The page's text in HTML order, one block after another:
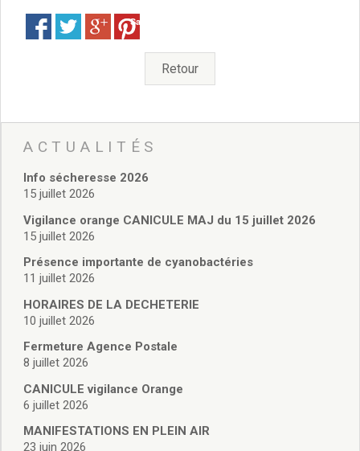
Canipoches
Nuisibles
Rapports annuels des services
Vie culturelle et patrimoine
Conservatoire
les Salles d’exposition
Expositions 2020
Expositions 2018
Expositions 2016
Expositions 2014
Expositions 2013
Expositions 2012
Expositions 2011
Expositions 2010
Événements culturels
Rendez-vous photographes
Rendez-vous inventifs
Save
Retour
ACTUALITÉS
Info sécheresse 2026
15 juillet 2026
Vigilance orange CANICULE MAJ du 15 juillet 2026
15 juillet 2026
Présence importante de cyanobactéries
11 juillet 2026
HORAIRES DE LA DECHETERIE
10 juillet 2026
Fermeture Agence Postale
8 juillet 2026
CANICULE vigilance Orange
6 juillet 2026
MANIFESTATIONS EN PLEIN AIR
23 juin 2026